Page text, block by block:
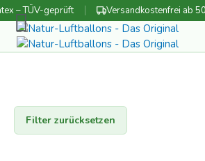
Zum
Inhalt
springen
– TÜV-geprüft Versandkostenfrei ab
Filter zurücksetzen